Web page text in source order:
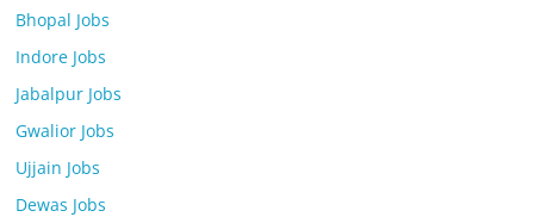
Bhopal Jobs
Indore Jobs
Jabalpur Jobs
Gwalior Jobs
Ujjain Jobs
Dewas Jobs